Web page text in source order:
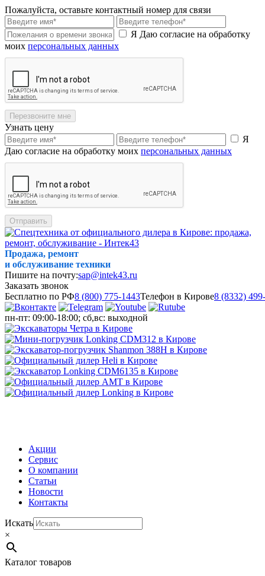
Пожалуйста, оставьте контактный номер для связи
Я Даю согласие на обработку
моих персональных данных
Перезвоните мне
Узнать цену
Я
Даю согласие на обработку моих персональных данных
Отправить
Продажа, ремонт
и обслуживание техники
Пишите на почту:sap@intek43.ru
Заказать звонок
Бесплатно по РФ8 (800) 775-1443Телефон в Кирове8 (8332)
пн-пт: 09:00-18:00; сб,вс: выходной
Акции
Сервис
О компании
Статьи
Новости
Контакты
Искать
×
Каталог товаров